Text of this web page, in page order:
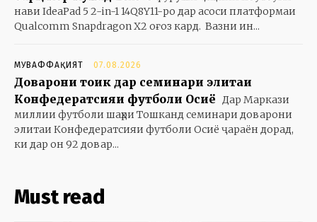
нави IdeaPad 5 2-in-1 14Q8Y11-ро дар асоси платформаи
Qualcomm Snapdragon X2 оғоз кард. Вазни ин...
МУВАФФАҚИЯТ 07.08.2026
Доварони тоҷик дар семинари элитаи
Конфедератсияи футболи Осиё Дар Маркази
миллии футболи шаҳри Тошканд семинари доварони
элитаи Конфедератсияи футболи Осиё ҷараён дорад,
ки дар он 92 довар...
Must read